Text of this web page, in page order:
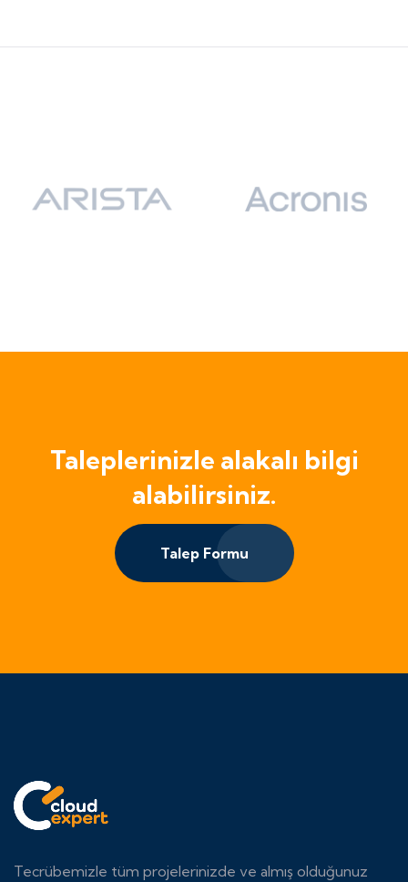
Taleplerinizle alakalı bilgi
alabilirsiniz.
Talep Formu
Tecrübemizle tüm projelerinizde ve almış olduğunuz